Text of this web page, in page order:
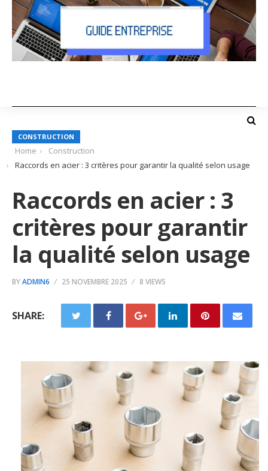
CONSTRUCTION
Home
Construction
Raccords en acier : 3 critères pour garantir la qualité selon usage
Raccords en acier : 3
critères pour garantir
la qualité selon usage
BYADMIN6 25 NOVEMBRE 2025 8 VIEWS
SHARE: